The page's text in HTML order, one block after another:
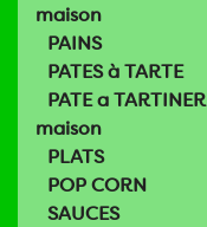
maison
PAINS
PATES à TARTE
PATE a TARTINER
maison
PLATS
POP CORN
SAUCES